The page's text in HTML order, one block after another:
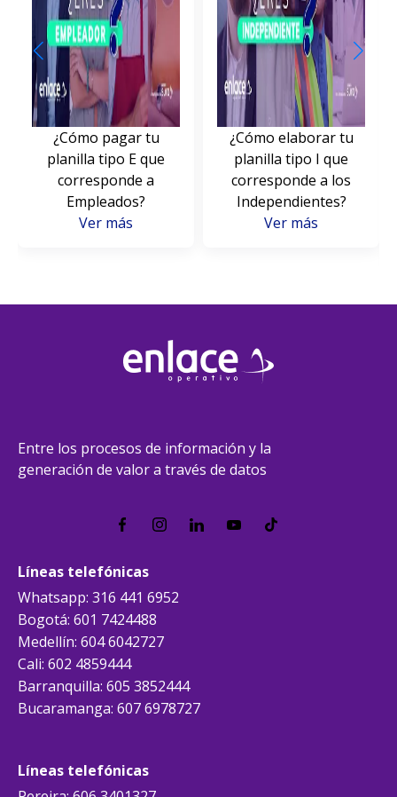
¿Cómo pagar tu
planilla tipo E que
corresponde a
Empleados?
Ver más
¿Cómo elaborar tu
planilla tipo I que
corresponde a los
Independientes?
Ver más
Entre los procesos de información y la
generación de valor a través de datos
Líneas telefónicas
Whatsapp: 316 441 6952
Bogotá: 601 7424488
Medellín: 604 6042727
Cali: 602 4859444
Barranquilla: 605 3852444
Bucaramanga: 607 6978727
Líneas telefónicas